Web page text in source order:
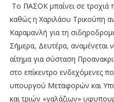
Το ΠΑΣΟΚ μπαίνει σε τροχιά
καθώς η Χαριλάου Τρικούπη
Καραμανλή για τη
Σήμερα, Δευτέρα, αναμένεται
αίτημα για σύσταση
στο επίκεντρο ενδεχόμενες
υπουργού Μεταφορών και
και τριών «γαλάζιων»